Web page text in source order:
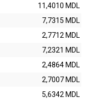
11,4010 MDL
7,7315 MDL
2,7712 MDL
7,2321 MDL
2,4864 MDL
2,7007 MDL
5,6342 MDL